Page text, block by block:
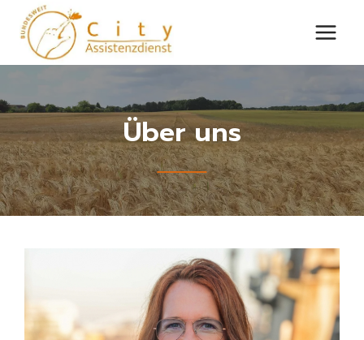
Zum
Inhalt
springen
Über uns